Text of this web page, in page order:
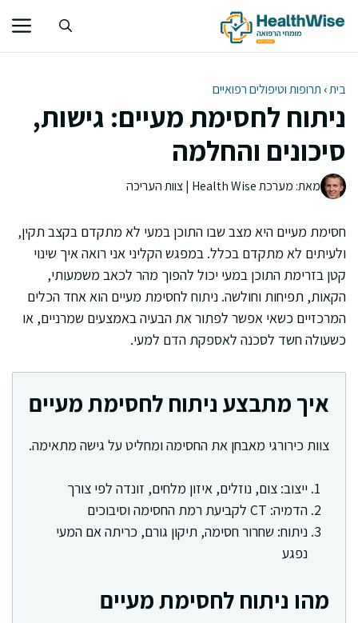
לתוכן
בית› תרופות וטיפולים רפואיים
ניתוח לחסימת מעיים: גישות,
סיכונים והחלמה
מאת: מערכת Health Wise | צוות העריכה
חסימת מעיים היא מצב שבו התוכן במעי לא מתקדם בקצב תקין,
ולעיתים לא מתקדם בכלל. במפגש הקליני אני רואה איך שינוי
קטן בזרימת התוכן במעי יכול להפוך מהר לכאב משמעותי,
הקאות, תפיחות וחולשה. ניתוח לחסימת מעיים הוא אחד הכלים
המרכזיים כשאי אפשר לפתור את הבעיה באמצעים שמרניים, או
כשעולה חשד לסכנה לאספקת הדם למעי.
איך מתבצע ניתוח לחסימת מעיים
צוות כירורגי מאבחן את החסימה ומחליט על גישה מתאימה.
ייצוב: צום, נוזלים, איזון מלחים, זונדה לפי צורך
הדמיה: CT לקביעת רמת החסימה וסיבוכים
ניתוח: שחרור חסימה, תיקון גורם, כריתה אם המעי
נפגע
מהו ניתוח לחסימת מעיים